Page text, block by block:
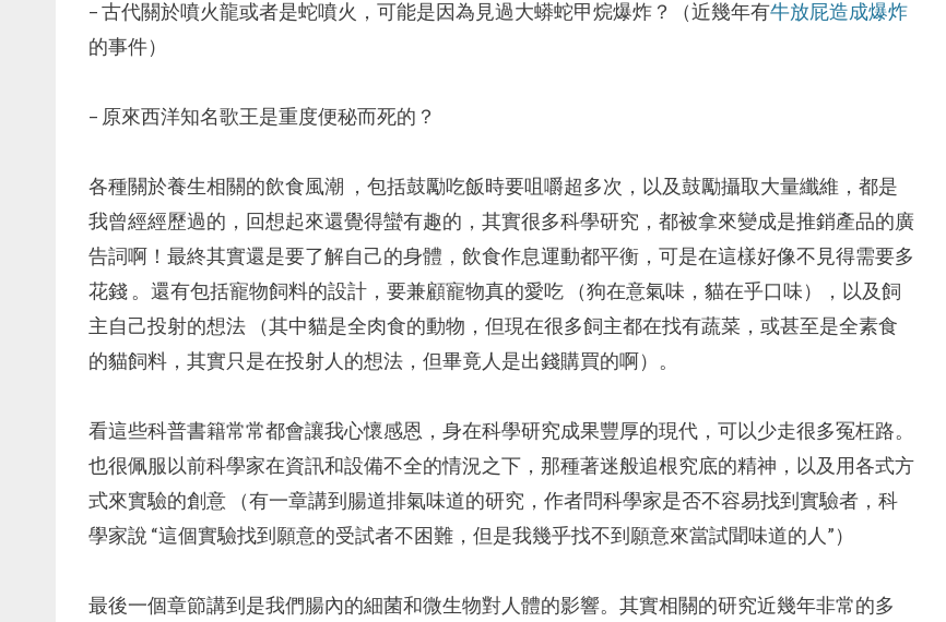
– 古代關於噴火龍或者是蛇噴火，可能是因為見過大蟒蛇甲烷爆炸？（近幾年有牛放屁造成爆炸
的事件）
– 原來西洋知名歌王是重度便秘而死的？
各種關於養生相關的飲食風潮 ，包括鼓勵吃飯時要咀嚼超多次，以及鼓勵攝取大量纖維，都是
我曾經經歷過的，回想起來還覺得蠻有趣的，其實很多科學研究，都被拿來變成是推銷產品的廣
告詞啊！最終其實還是要了解自己的身體，飲食作息運動都平衡，可是在這樣好像不見得需要多
花錢 。還有包括寵物飼料的設計，要兼顧寵物真的愛吃 （狗在意氣味，貓在乎口味），以及飼
主自己投射的想法 （其中貓是全肉食的動物，但現在很多飼主都在找有蔬菜，或甚至是全素食
的貓飼料，其實只是在投射人的想法，但畢竟人是出錢購買的啊）。
看這些科普書籍常常都會讓我心懷感恩，身在科學研究成果豐厚的現代，可以少走很多冤枉路。
也很佩服以前科學家在資訊和設備不全的情況之下，那種著迷般追根究底的精神，以及用各式方
式來實驗的創意 （有一章講到腸道排氣味道的研究，作者問科學家是否不容易找到實驗者，科
學家說 “這個實驗找到願意的受試者不困難，但是我幾乎找不到願意來當試聞味道的人”）
最後一個章節講到是我們腸內的細菌和微生物對人體的影響。其實相關的研究近幾年非常的多